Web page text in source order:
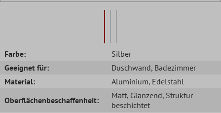
Farbe:
Silber
Geeignet für:
Duschwand, Badezimmer
Material:
Aluminium, Edelstahl
Oberflächenbeschaffenheit:
Matt, Glänzend, Struktur
beschichtet